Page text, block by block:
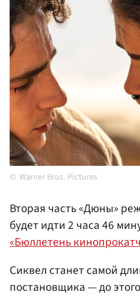
Warner Bros. Pictures
Вторая часть «Дюны»
будет идти 2 часа 46
«Бюллетень
Сиквел станет самой
постановщика — до